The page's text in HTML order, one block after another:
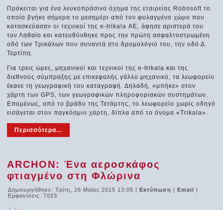
Πρόκειται για ένα λευκοπράσινο όχημα της εταιρείας Robosoft το
οποίο βγήκε σήμερα το μεσημέρι από τον φυλαγμένο χώρο που
κατασκεύασαν οι τεχνικοί της e-trikala ΑΕ, άφησε αριστερά του
τον Ληθαίο και κατευθύνθηκε προς την πρώτη ασφαλτοστρωμένη
οδό των Τρικάλων που συναντά στο δρομολόγιό του, την οδό Δ.
Τερτίπη.
Για τρεις ώρες, μηχανικοί και τεχνικοί της e-trikala και της
διεθνούς σύμπραξης με επικεφαλής γάλλο μηχανικό, τα λεωφορείο
έκανε τη γεωγραφική του καταγραφή. Δηλαδή, «μπήκε» στον
χάρτη των GPS, των γεωγραφικών πληροφοριακών συστημάτων.
Επομένως, από το βράδυ της Τετάρτης, το λεωφορείο χωρίς οδηγό
εισάγεται στον παγκόσμιο χάρτη, δίπλα από το όνομα «Trikala».
Περισσότερα...
ARCHON: Ένα αεροσκάφος
φτιαγμένο στη Φλώρινα
Δημιουργήθηκε: Τρίτη, 26 Μαϊος 2015 13:05 |Εκτύπωση |Email |
Εμφανίσεις: 7023